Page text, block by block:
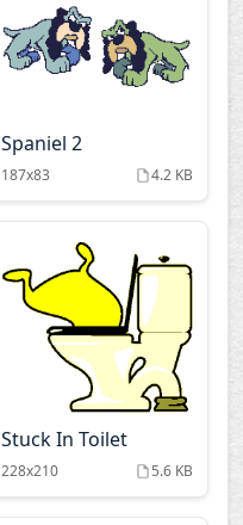
Spaniel 2
187x83 4.2 KB
Stuck In Toilet
228x210 5.6 KB